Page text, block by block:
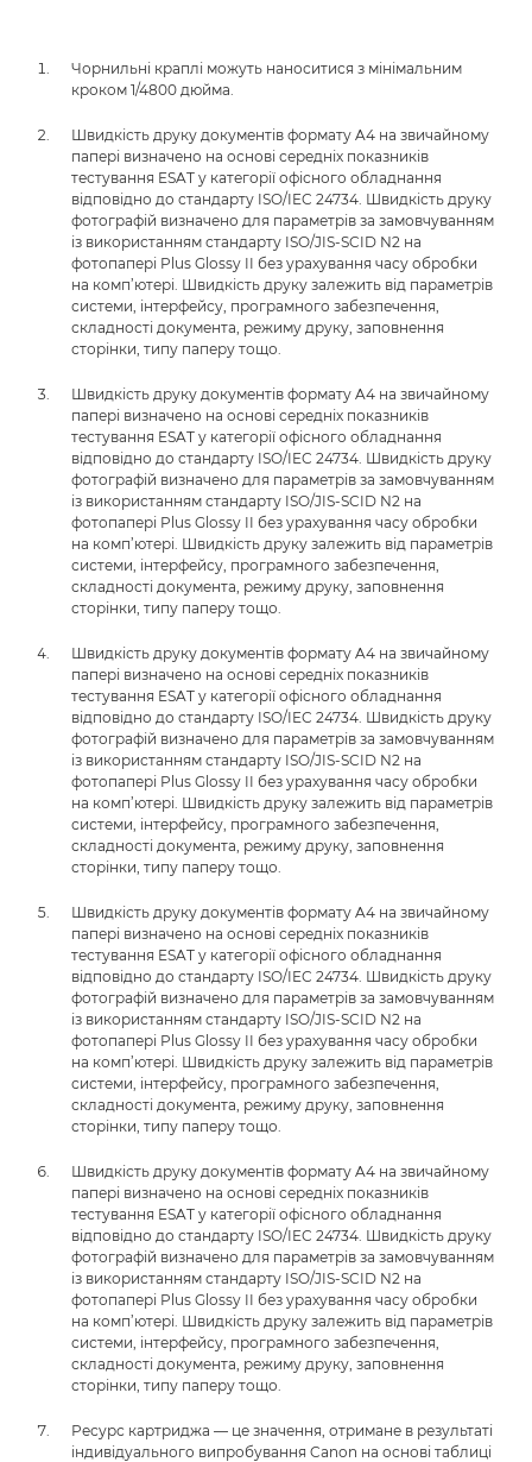
Чорнильні краплі можуть наноситися з мінімальним
кроком 1/4800 дюйма.
Швидкість друку документів формату A4 на звичайному
папері визначено на основі середніх показників
тестування ESAT у категорії офісного обладнання
відповідно до стандарту ISO/IEC 24734. Швидкість друку
фотографій визначено для параметрів за замовчуванням
із використанням стандарту ISO/JIS-SCID N2 на
фотопапері Plus Glossy II без урахування часу обробки
на комп’ютері. Швидкість друку залежить від параметрів
системи, інтерфейсу, програмного забезпечення,
складності документа, режиму друку, заповнення
сторінки, типу паперу тощо.
Швидкість друку документів формату A4 на звичайному
папері визначено на основі середніх показників
тестування ESAT у категорії офісного обладнання
відповідно до стандарту ISO/IEC 24734. Швидкість друку
фотографій визначено для параметрів за замовчуванням
із використанням стандарту ISO/JIS-SCID N2 на
фотопапері Plus Glossy II без урахування часу обробки
на комп’ютері. Швидкість друку залежить від параметрів
системи, інтерфейсу, програмного забезпечення,
складності документа, режиму друку, заповнення
сторінки, типу паперу тощо.
Швидкість друку документів формату A4 на звичайному
папері визначено на основі середніх показників
тестування ESAT у категорії офісного обладнання
відповідно до стандарту ISO/IEC 24734. Швидкість друку
фотографій визначено для параметрів за замовчуванням
із використанням стандарту ISO/JIS-SCID N2 на
фотопапері Plus Glossy II без урахування часу обробки
на комп’ютері. Швидкість друку залежить від параметрів
системи, інтерфейсу, програмного забезпечення,
складності документа, режиму друку, заповнення
сторінки, типу паперу тощо.
Швидкість друку документів формату A4 на звичайному
папері визначено на основі середніх показників
тестування ESAT у категорії офісного обладнання
відповідно до стандарту ISO/IEC 24734. Швидкість друку
фотографій визначено для параметрів за замовчуванням
із використанням стандарту ISO/JIS-SCID N2 на
фотопапері Plus Glossy II без урахування часу обробки
на комп’ютері. Швидкість друку залежить від параметрів
системи, інтерфейсу, програмного забезпечення,
складності документа, режиму друку, заповнення
сторінки, типу паперу тощо.
Швидкість друку документів формату A4 на звичайному
папері визначено на основі середніх показників
тестування ESAT у категорії офісного обладнання
відповідно до стандарту ISO/IEC 24734. Швидкість друку
фотографій визначено для параметрів за замовчуванням
із використанням стандарту ISO/JIS-SCID N2 на
фотопапері Plus Glossy II без урахування часу обробки
на комп’ютері. Швидкість друку залежить від параметрів
системи, інтерфейсу, програмного забезпечення,
складності документа, режиму друку, заповнення
сторінки, типу паперу тощо.
Ресурс картриджа — це значення, отримане в результаті
індивідуального випробування Canon на основі таблиці